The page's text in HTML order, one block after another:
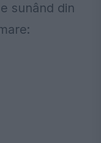
sunând din